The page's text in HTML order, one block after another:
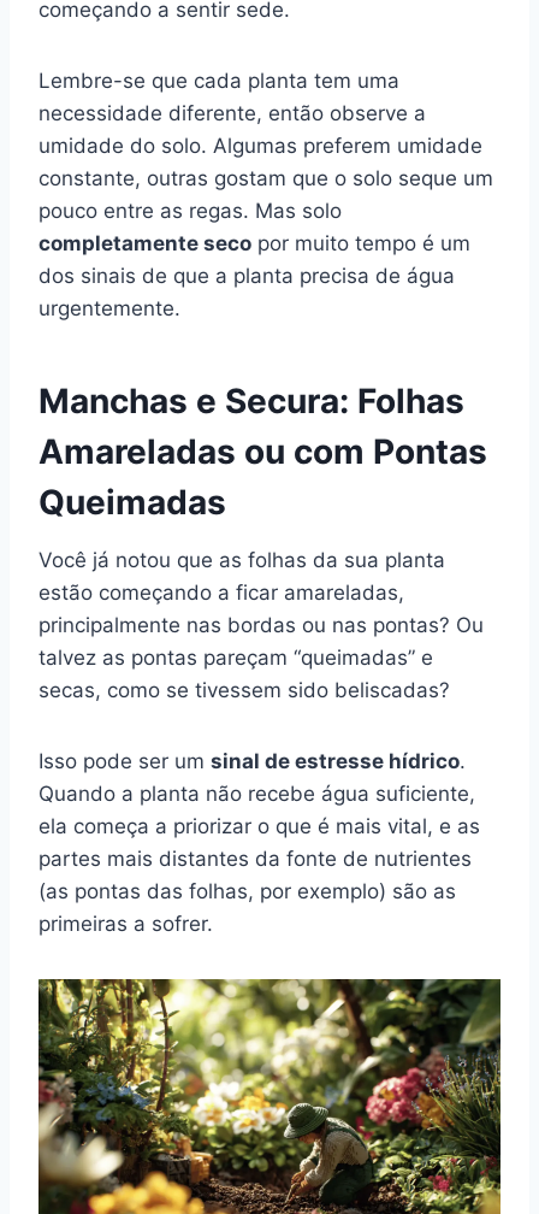
começando a sentir sede.
Lembre-se que cada planta tem uma
necessidade diferente, então observe a
umidade do solo. Algumas preferem umidade
constante, outras gostam que o solo seque um
pouco entre as regas. Mas solo
completamente seco por muito tempo é um
dos sinais de que a planta precisa de água
urgentemente.
Manchas e Secura: Folhas
Amareladas ou com Pontas
Queimadas
Você já notou que as folhas da sua planta
estão começando a ficar amareladas,
principalmente nas bordas ou nas pontas? Ou
talvez as pontas pareçam “queimadas” e
secas, como se tivessem sido beliscadas?
Isso pode ser um sinal de estresse hídrico.
Quando a planta não recebe água suficiente,
ela começa a priorizar o que é mais vital, e as
partes mais distantes da fonte de nutrientes
(as pontas das folhas, por exemplo) são as
primeiras a sofrer.